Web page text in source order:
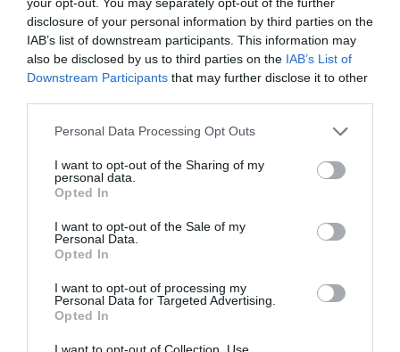
disclosure of your personal information by third parties on the
IAB’s list of downstream participants. This information may
also be disclosed by us to third parties on the IAB’s List of
Downstream Participants that may further disclose it to other
Personal Data Processing Opt Outs
I want to opt-out of the Sharing of my
personal data.
Opted In
I want to opt-out of the Sale of my
Personal Data.
Opted In
I want to opt-out of processing my
Personal Data for Targeted Advertising.
Opted In
I want to opt-out of Collection, Use,
τα σοκάκια της. Συνεχίστηκαν στην πολύβουη
Νάουσα, με το λιμάνι της, αλλά και σε μερικές
από τις υπέροχες παραλίες του νησιού.
Οι δυο τους φτάνουν στο λιμάνι με το πλοίο της
κρασί, πριν κολυμπήσουν στη θάλασσα με θέα
τα ψαροκάικα. Κατά τη διάρκεια μιας ιδιαίτερα
έντονης σκηνής, ο Dexter λέει στην Emma:«Σε
γουστάρω»,καθώς κάνουν γυμνοί μπάνιο στα
φεγγαρόλουστα νερά της Πάρου, πριν
συνεχίσει:«Το πρόβλημά μου είναι…. τους